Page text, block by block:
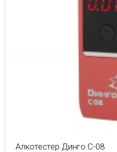
Алкотестер Динго С-08